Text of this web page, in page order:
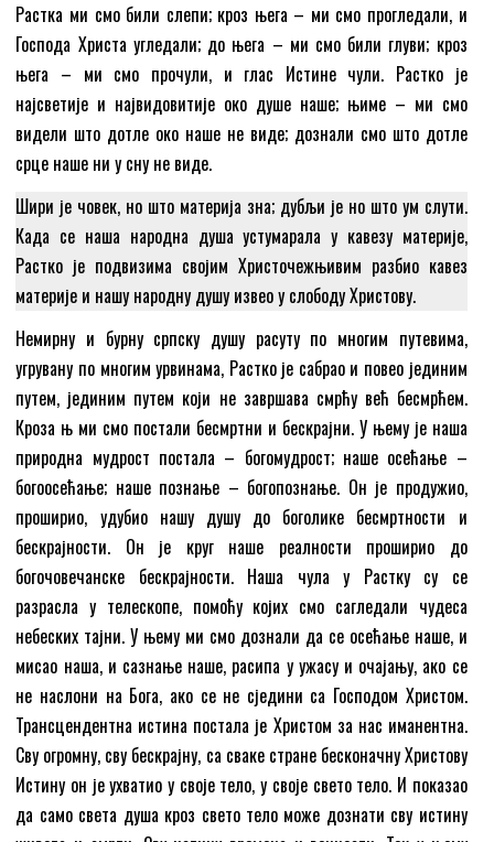
Растка ми смо били слепи; кроз њега – ми смо прогледали, и
Господа Христа угледали; до њега – ми смо били глуви; кроз
њега – ми смо прочули, и глас Истине чули. Растко је
најсветије и највидовитије око душе наше; њиме – ми смо
видели што дотле око наше не виде; дознали смо што дотле
срце наше ни у сну не виде.
Шири је човек, но што материја зна; дубљи је но што ум слути.
Када се наша народна душа устумарала у кавезу материје,
Растко је подвизима својим Христочежњивим разбио кавез
материје и нашу народну душу извео у слободу Христову.
Немирну и бурну српску душу расуту по многим путевима,
угрувану по многим урвинама, Растко је сабрао и повео јединим
путем, јединим путем који не завршава смрћу већ бесмрћем.
Кроза њ ми смо постали бесмртни и бескрајни. У њему је наша
природна мудрост постала – богомудрост; наше осећање –
богоосећање; наше познање – богопознање. Он је продужио,
проширио, удубио нашу душу до боголике бесмртности и
бескрајности. Он је круг наше реалности проширио до
богочовечанске бескрајности. Наша чула у Растку су се
разрасла у телескопе, помоћу којих смо сагледали чудеса
небеских тајни. У њему ми смо дознали да се осећање наше, и
мисао наша, и сазнање наше, расипа у ужасу и очајању, ако се
не наслони на Бога, ако се не сједини са Господом Христом.
Трансцендентна истина постала је Христом за нас иманентна.
Сву огромну, сву бескрајну, са сваке стране бесконачну Христову
Истину он је ухватио у своје тело, у своје свето тело. И показао
да само света душа кроз свето тело може дознати сву истину